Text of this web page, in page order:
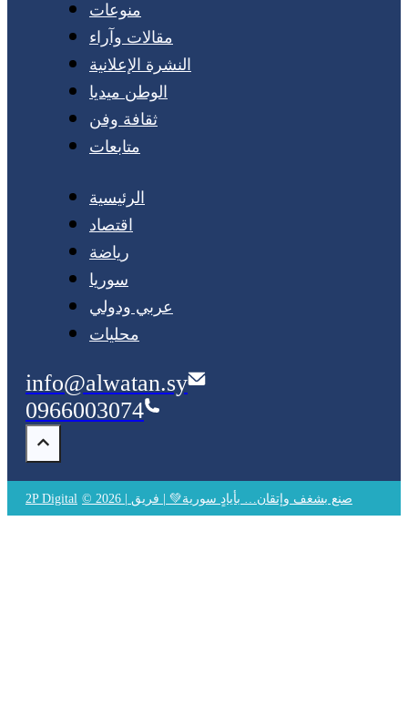
منوعات
مقالات وآراء
النشرة الإعلانية
الوطن ميديا
ثقافة وفن
متابعات
الرئيسية
اقتصاد
رياضة
سوريا
عربي ودولي
محليات
info@alwatan.sy
0966003074
2P Digital © 2026 | صنع بشغف وإتقان… بأيادٍ سورية💚 | فريق